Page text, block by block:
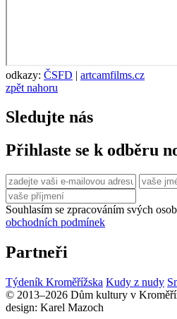
odkazy: ČSFD | artcamfilms.cz
zpět nahoru
Sledujte nás
Přihlaste se k odběru
Souhlasím se zpracováním svých
obchodních podmínek
Partneři
Týdeník Kroměřížska Kudy z nudy
© 2013–2026 Dům kultury v
design: Karel Mazoch